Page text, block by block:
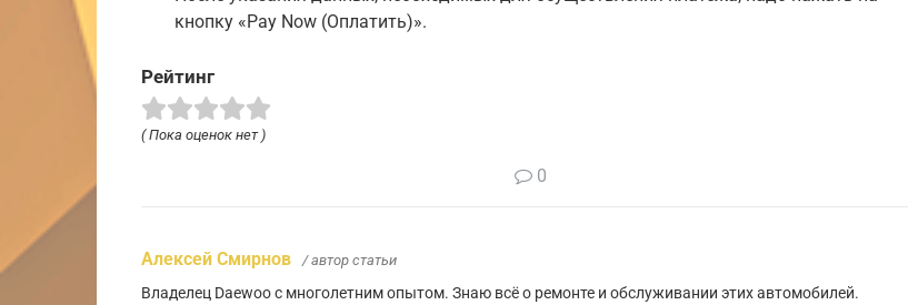
кнопку «Pay Now (Оплатить)».
Рейтинг
( Пока оценок нет )
0
Алексей Смирнов / автор статьи
Владелец Daewoo с многолетним опытом. Знаю всё о ремонте и обслуживании этих автомобилей.